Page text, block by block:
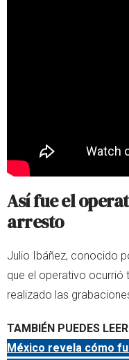
Así fue el
arresto
Julio Ibáñez, conocido
que el operativo ocurrió
realizado las
TAMBIÉN PUEDES
México revela cómo